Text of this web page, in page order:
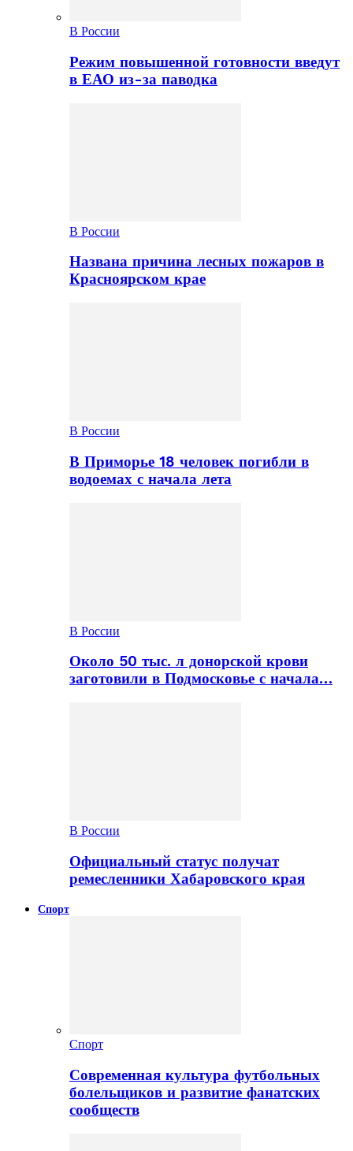
В России
Режим повышенной готовности введут
в ЕАО из-за паводка
В России
Названа причина лесных пожаров в
Красноярском крае
В России
В Приморье 18 человек погибли в
водоемах с начала лета
В России
Около 50 тыс. л донорской крови
заготовили в Подмосковье с начала…
В России
Официальный статус получат
ремесленники Хабаровского края
Спорт
Спорт
Современная культура футбольных
болельщиков и развитие фанатских
сообществ